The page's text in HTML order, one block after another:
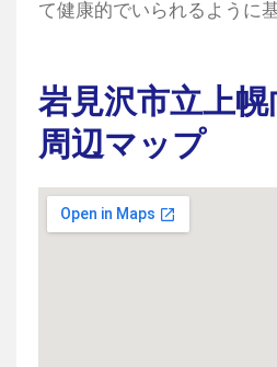
て健康的でいられるように
岩見沢市立上
周辺マップ